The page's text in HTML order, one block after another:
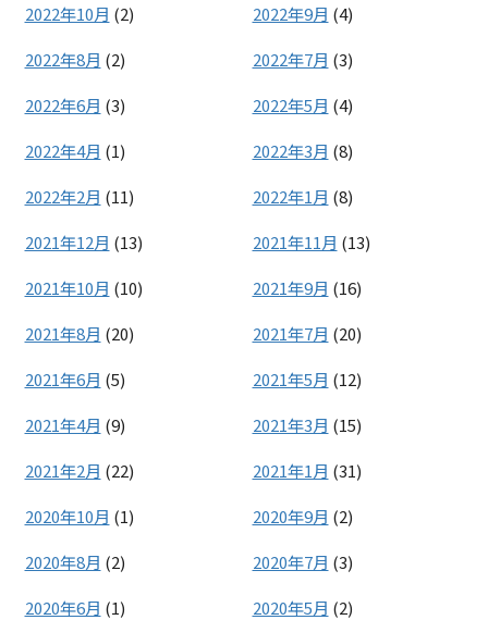
2022年10月 (2) 2022年9月 (4)
2022年8月 (2) 2022年7月 (3)
2022年6月 (3) 2022年5月 (4)
2022年4月 (1) 2022年3月 (8)
2022年2月 (11) 2022年1月 (8)
2021年12月 (13) 2021年11月 (13)
2021年10月 (10) 2021年9月 (16)
2021年8月 (20) 2021年7月 (20)
2021年6月 (5) 2021年5月 (12)
2021年4月 (9) 2021年3月 (15)
2021年2月 (22) 2021年1月 (31)
2020年10月 (1) 2020年9月 (2)
2020年8月 (2) 2020年7月 (3)
2020年6月 (1) 2020年5月 (2)